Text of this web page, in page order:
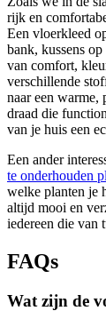
rijk en
Een vloerkleed
bank, kussens
van comfort,
verschillende
naar een warme,
draad die
van je huis een
Een ander
te onderhouden
welke planten je
altijd mooi en
iedereen die van
FAQs
Wat zijn de